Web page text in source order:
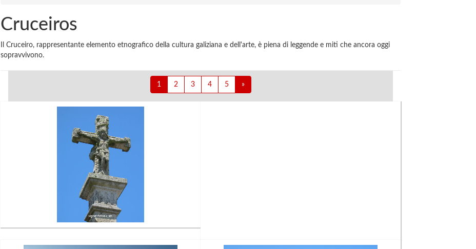
Cruceiros
Il Cruceiro, rappresentante elemento etnografico della cultura galiziana e dell'arte, è piena di leggende e miti che ancora oggi
sopravvivono.
1 2 3 4 5 »